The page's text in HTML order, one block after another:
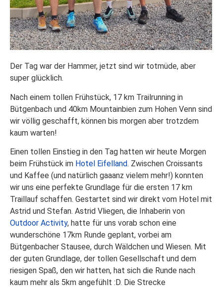
Der Tag war der Hammer, jetzt sind wir totmüde, aber
super glücklich.
Nach einem tollen Frühstück, 17 km Trailrunning in
Bütgenbach und 40km Mountainbien zum Hohen Venn sind
wir völlig geschafft, können bis morgen aber trotzdem
kaum warten!
Einen tollen Einstieg in den Tag hatten wir heute Morgen
beim Frühstück im Hotel Eifelland. Zwischen Croissants
und Kaffee (und natürlich gaaanz vielem mehr!) konnten
wir uns eine perfekte Grundlage für die ersten 17 km
Traillauf schaffen. Gestartet sind wir direkt vom Hotel mit
Astrid und Stefan. Astrid Vliegen, die Inhaberin von
Outdoor Activity, hatte für uns vorab schon eine
wunderschöne 17km Runde geplant, vorbei am
Bütgenbacher Stausee, durch Wäldchen und Wiesen. Mit
der guten Grundlage, der tollen Gesellschaft und dem
riesigen Spaß, den wir hatten, hat sich die Runde nach
kaum mehr als 5km angefühlt :D. Die Strecke